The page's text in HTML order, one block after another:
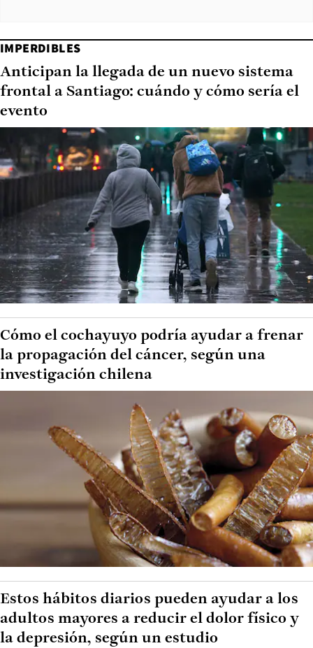
IMPERDIBLES
Anticipan la llegada de un nuevo sistema
frontal a Santiago: cuándo y cómo sería el
evento
Cómo el cochayuyo podría ayudar a frenar
la propagación del cáncer, según una
investigación chilena
Estos hábitos diarios pueden ayudar a los
adultos mayores a reducir el dolor físico y
la depresión, según un estudio